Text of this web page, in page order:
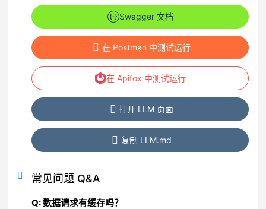
Swagger 文档
在 Postman 中测试运行
在 Apifox 中测试运行
打开 LLM 页面
复制 LLM.md
常见问题 Q&A
Q: 数据请求有缓存吗？